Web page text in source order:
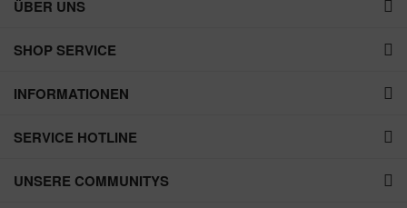
ÜBER UNS
SHOP SERVICE
INFORMATIONEN
SERVICE HOTLINE
UNSERE COMMUNITYS